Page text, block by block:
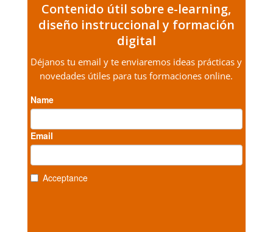
Contenido útil sobre e-learning,
diseño instruccional y formación
digital
Déjanos tu email y te enviaremos ideas prácticas y
novedades útiles para tus formaciones online.